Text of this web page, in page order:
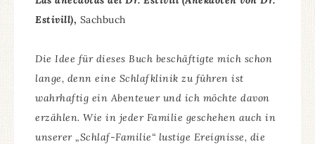
Estivill), Sachbuch
Die Idee für dieses Buch beschäftigte mich schon
lange, denn eine Schlafklinik zu führen ist
wahrhaftig ein Abenteuer und ich möchte davon
erzählen. Wie in jeder Familie geschehen auch in
unserer „Schlaf-Familie“ lustige Ereignisse, die